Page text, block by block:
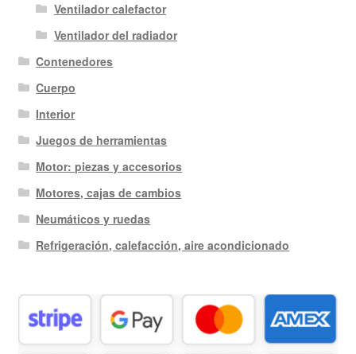
Ventilador calefactor
Ventilador del radiador
Contenedores
Cuerpo
Interior
Juegos de herramientas
Motor: piezas y accesorios
Motores, cajas de cambios
Neumáticos y ruedas
Refrigeración, calefacción, aire acondicionado